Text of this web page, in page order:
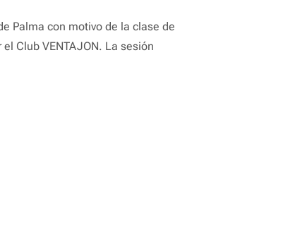
Palma con motivo de la clase de
Club VENTAJON. La sesión